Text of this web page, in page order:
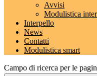
Avvisi
Modulistica
Interpello
News
Contatti
Modulistica smart
Campo di ricerca per le